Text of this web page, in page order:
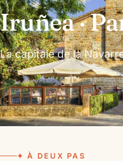
Iruñea ·
La capitale de la
✦ À DEUX PAS